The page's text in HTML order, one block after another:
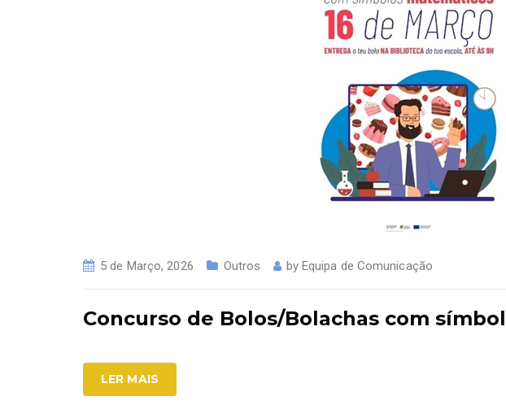
5 de Março, 2026 Outros by Equipa de Comunicação
Concurso de Bolos/Bolachas com
LER MAIS